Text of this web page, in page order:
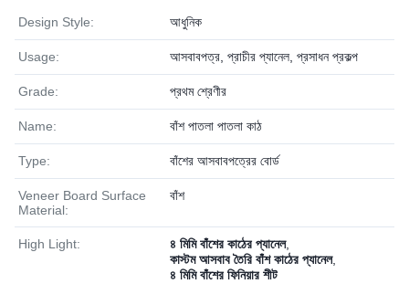
Design Style: আধুনিক
Usage: আসবাবপত্র, প্রাচীর প্যানেল, প্রসাধন প্রকল্প
Grade: প্রথম শ্রেণীর
Name: বাঁশ পাতলা পাতলা কাঠ
Type: বাঁশের আসবাবপত্রের বোর্ড
Veneer Board Surface
Material:
বাঁশ
High Light: ৪ মিমি বাঁশের কাঠের প্যানেল,
কাস্টম আসবাব তৈরি বাঁশ কাঠের প্যানেল,
৪ মিমি বাঁশের ফিনিয়ার শীট